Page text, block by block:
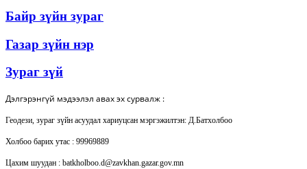
Байр зүйн зураг
Газар зүйн нэр
Зураг зүй
Дэлгэрэнгүй мэдээлэл авах эх сурвалж :
Геодези, зураг зүйн асуудал хариуцсан мэргэжилтэн: Д.Батхолбоо
Холбоо барих утас : 99969889
Цахим шуудан : batkholboo.d@zavkhan.gazar.gov.mn